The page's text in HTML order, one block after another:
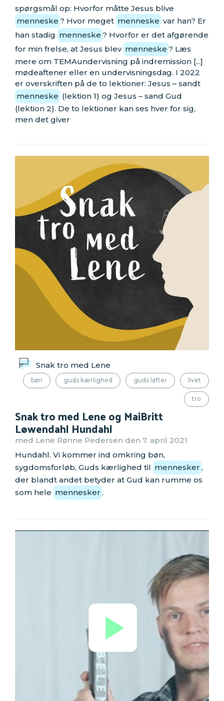
spørgsmål op: Hvorfor måtte Jesus blive
menneske ? Hvor meget menneske var han? Er
han stadig menneske ? Hvorfor er det afgørende
for min frelse, at Jesus blev menneske ? Læs
mere om TEMAundervisning på indremission [...]
mødeaftener eller en undervisningsdag. I 2022
er overskriften på de to lektioner: Jesus – sandt
menneske (lektion 1) og Jesus – sand Gud
(lektion 2). De to lektioner kan ses hver for sig,
men det giver
Snak tro med Lene
bøn guds kærlighed guds løfter livet
tro
Snak tro med Lene og MaiBritt
Løwendahl Hundahl
med Lene Rønne Pedersen den 7. april 2021
Hundahl. Vi kommer ind omkring bøn,
sygdomsforløb, Guds kærlighed til mennesker ,
der blandt andet betyder at Gud kan rumme os
som hele mennesker .